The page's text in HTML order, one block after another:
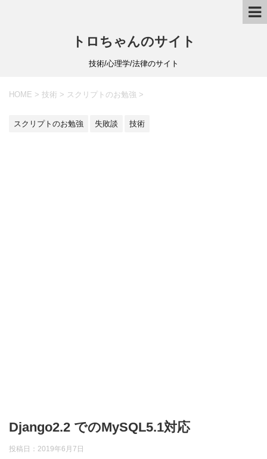
トロちゃんのサイト
技術/心理学/法律のサイト
HOME > 技術 > スクリプトのお勉強 >
スクリプトのお勉強 失敗談 技術
Django2.2 でのMySQL5.1対応
投稿日： 2019年6月7日